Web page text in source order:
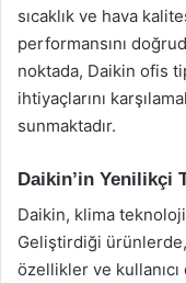
sıcaklık ve hava
performansını
noktada, Daikin ofis
ihtiyaçlarını
sunmaktadır.
Daikin’in Yenilikçi
Daikin, klima
Geliştirdiği
özellikler ve kullanıcı